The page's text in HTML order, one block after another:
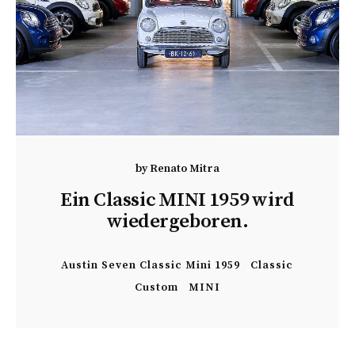
byRenato Mitra
Ein Classic MINI 1959 wird
wiedergeboren.
Austin Seven Classic Mini 1959
Classic
Custom
MINI